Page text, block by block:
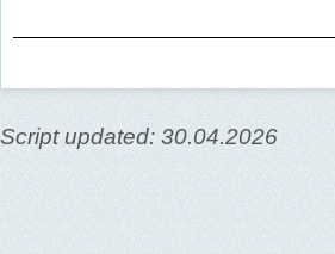
Script updated: 30.04.2026